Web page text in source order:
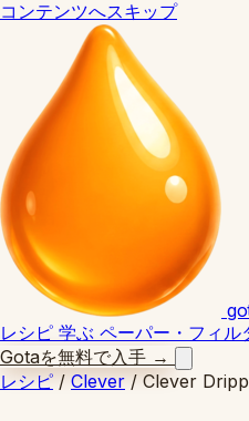
コンテンツへスキップ
レシピ 学ぶ ペーパー・フィル
Gotaを無料で入手 →
レシピ / Clever / Clever